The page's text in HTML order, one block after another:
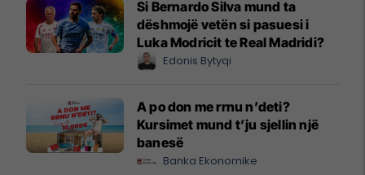
Si Bernardo Silva mund ta
dëshmojë vetën si pasuesi i
Luka Modricit te Real Madridi?
Edonis Bytyqi
A po don me rrnu n’deti?
Kursimet mund t’ju sjellin një
banesë
Banka Ekonomike